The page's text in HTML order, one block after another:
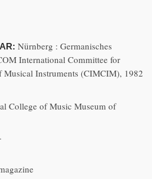
Nürnberg : Germanisches
International Committee for
Musical Instruments (CIMCIM), 1982
College of Music Museum of